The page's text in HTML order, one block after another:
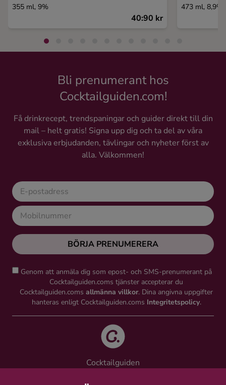
355 ml, 9%
40:90 kr
473 ml, 8,9%
Bli prenumerant hos
Cocktailguiden.com!
Få drinkrecept, trendspaningar och guider direkt till din
mail – helt gratis! Signa upp dig och ta del av våra
exklusiva erbjudanden, tävlingar och nyheter först av
alla. Välkommen!
BÖRJA PRENUMERERA
Genom att anmäla dig som epost- och SMS-prenumerant på
Cocktailguiden.coms tjänster accepterar du
Cocktailguiden.coms allmänna villkor. Dina angivna uppgifter
hanteras enligt Cocktailguiden.coms Integritetspolicy.
Cocktailguiden